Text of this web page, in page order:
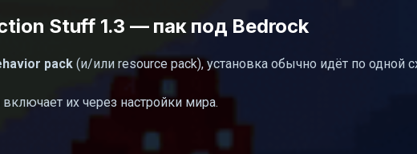
Stuff 1.3 — пак под Bedrock
pack (и/или resource pack), установка обычно идёт по одной
их через настройки мира.